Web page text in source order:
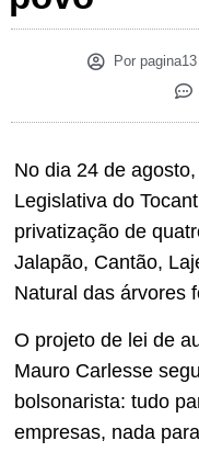
Porpagina13
No dia 24 de
Legislativa do
privatização de
Jalapão, Cantão,
Natural das árvores
O projeto de lei de
Mauro Carlesse
bolsonarista: tudo
empresas, nada